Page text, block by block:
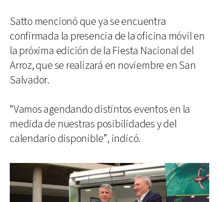
Satto mencionó que ya se encuentra
confirmada la presencia de la oficina móvil en
la próxima edición de la Fiesta Nacional del
Arroz, que se realizará en noviembre en San
Salvador.
“Vamos agendando distintos eventos en la
medida de nuestras posibilidades y del
calendario disponible”, indicó.